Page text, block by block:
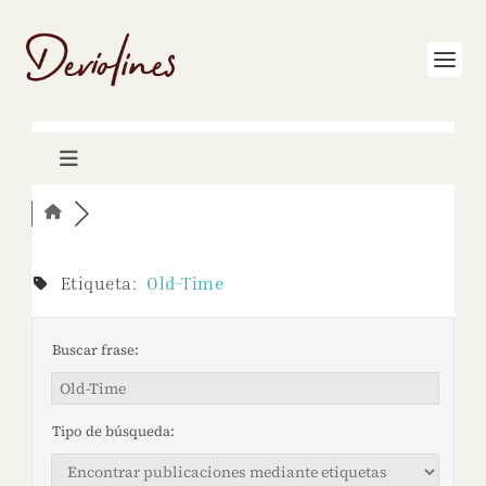
Etiqueta: Old-Time
Buscar frase:
Tipo de búsqueda: